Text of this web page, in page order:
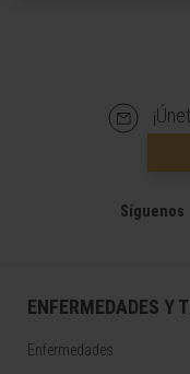
Síguenos
ENFERMEDADES Y
Enfermedades